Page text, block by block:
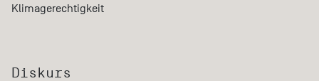
Klimagerechtigkeit
Diskurs